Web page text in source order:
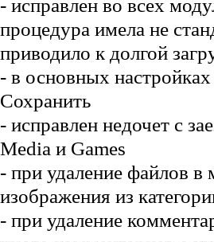
- исправлен во всех
процедура имела не
приводило к долгой
- в основных
Сохранить
- исправлен недочет с
Media и Games
- при удаление файлов
изображения из
- при удаление